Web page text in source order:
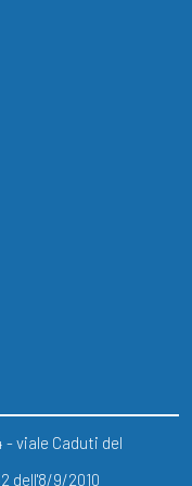
- viale Caduti del
dell'8/9/2010